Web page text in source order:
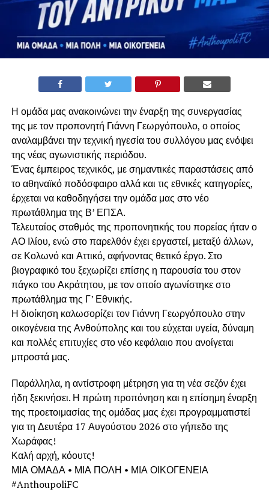
Η ομάδα μας ανακοινώνει την έναρξη της συνεργασίας
της με τον προπονητή Γιάννη Γεωργόπουλο, ο οποίος
αναλαμβάνει την τεχνική ηγεσία του συλλόγου μας ενόψει
της νέας αγωνιστικής περιόδου.
Ένας έμπειρος τεχνικός, με σημαντικές παραστάσεις από
το αθηναϊκό ποδόσφαιρο αλλά και τις εθνικές κατηγορίες,
έρχεται να καθοδηγήσει την ομάδα μας στο νέο
πρωτάθλημα της Β’ ΕΠΣΑ.
Τελευταίος σταθμός της προπονητικής του πορείας ήταν ο
ΑΟ Ιλίου, ενώ στο παρελθόν έχει εργαστεί, μεταξύ άλλων,
σε Κολωνό και Αττικό, αφήνοντας θετικό έργο. Στο
βιογραφικό του ξεχωρίζει επίσης η παρουσία του στον
πάγκο του Ακράτητου, με τον οποίο αγωνίστηκε στο
πρωτάθλημα της Γ’ Εθνικής.
Η διοίκηση καλωσορίζει τον Γιάννη Γεωργόπουλο στην
οικογένεια της Ανθούπολης και του εύχεται υγεία, δύναμη
και πολλές επιτυχίες στο νέο κεφάλαιο που ανοίγεται
μπροστά μας.
Παράλληλα, η αντίστροφη μέτρηση για τη νέα σεζόν έχει
ήδη ξεκινήσει. Η πρώτη προπόνηση και η επίσημη έναρξη
της προετοιμασίας της ομάδας μας έχει προγραμματιστεί
για τη Δευτέρα 17 Αυγούστου 2026 στο γήπεδο της
Χωράφας!
Καλή αρχή, κόουτς!
ΜΙΑ ΟΜΑΔΑ • ΜΙΑ ΠΟΛΗ • ΜΙΑ ΟΙΚΟΓΕΝΕΙΑ
#AnthoupoliFC